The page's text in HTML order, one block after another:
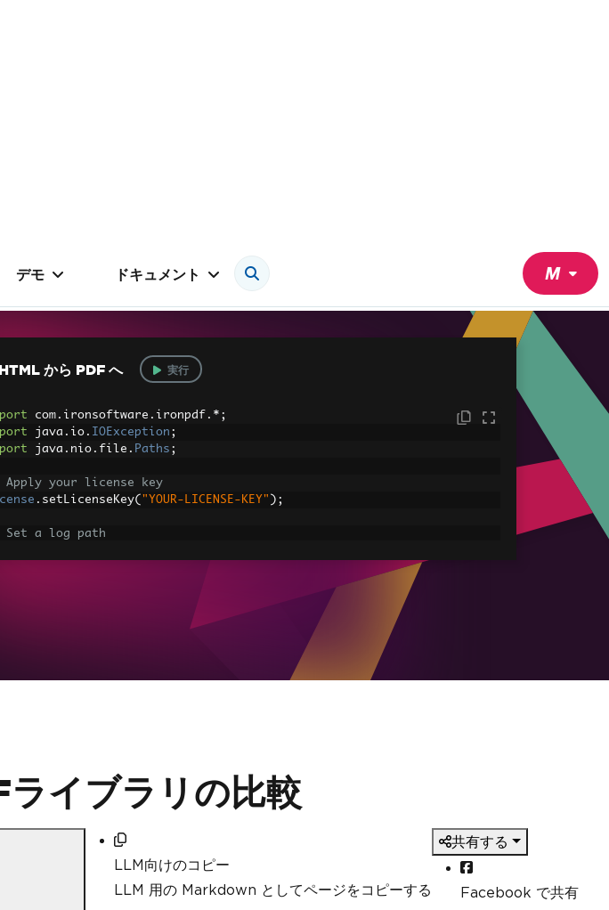
デモ ドキュメント
HTML から PDF へ 実行
com . ironsoftware . ironpdf .*;
java . io . IOException ;
java . nio . file . Paths ;
your license key
. setLicenseKey( "YOUR-LICENSE-KEY" );
a log path
Render the HTML as a PDF. Stored in myPdf as type PdfDocument;
PdfDocument
"<h1> ~Hello World~ </h1
イブラリの比較
LLM向けのコピー
LLM 用の Markdown としてページをコピーする
共有する
Facebook で共有